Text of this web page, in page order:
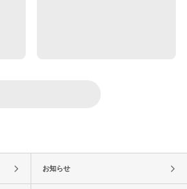
お知らせ